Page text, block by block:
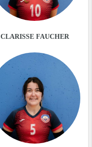
CLARISSE FAUCHER